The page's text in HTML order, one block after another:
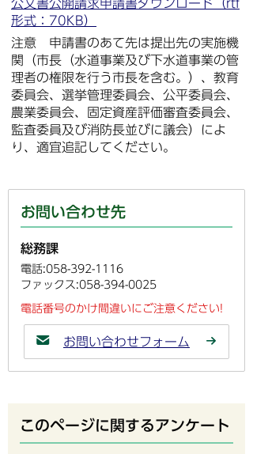
公文書公開請求申請書ダウンロード（rtf
形式：70KB）
注意 申請書のあて先は提出先の実施機
関（市長（水道事業及び下水道事業の管
理者の権限を行う市長を含む。）、教育
委員会、選挙管理委員会、公平委員会、
農業委員会、固定資産評価審査委員会、
監査委員及び消防長並びに議会）によ
り、適宜追記してください。
お問い合わせ先
総務課
電話:058-392-1116
ファックス:058-394-0025
電話番号のかけ間違いにご注意ください!
お問い合わせフォーム
このページに関するアンケート